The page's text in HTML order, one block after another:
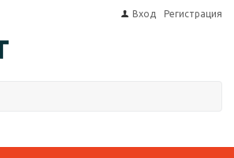
Вход Регистрация